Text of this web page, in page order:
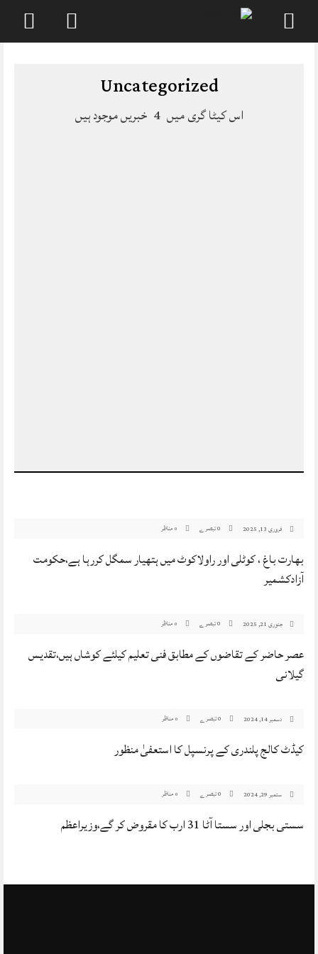
Uncategorized
اس کیٹا گری میں 4 خبریں موجود ہیں
فروری 13, 2025 0 مناظر
بھارت باغ ، کوٹلی اور راولاکوٹ میں ہتھیار سمگل کررہا ہے،حکومت
آزادکشمیر
جنوری 21, 2025 0 مناظر
عصر حاضر کے تقاضوں کے مطابق فنی تعلیم کیلئے کوشاں ہیں،تقدیس
گیلانی
دسمبر 14, 2024 0 مناظر
کیڈٹ کالج پلندری کے پرنسپل کا استعفیٰ منظور
ستمبر 29, 2024 0 مناظر
سستی بجلی اور سستا آٹا 31 ارب کا مقروض کر گے،وزیراعظم